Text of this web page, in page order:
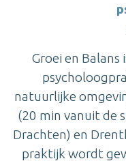
Groei en Balans
natuurlijke
(20 min vanuit de
Drachten) en
praktijk wordt